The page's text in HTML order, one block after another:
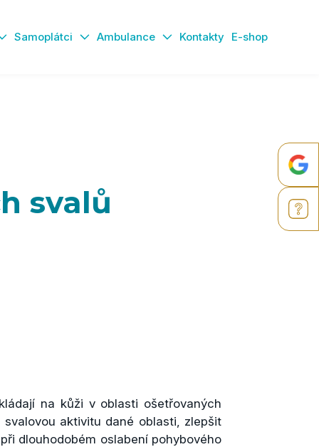
Samoplátci Ambulance Kontakty E-shop
svalů
na kůži v oblasti ošetřovaných
aktivitu dané oblasti, zlepšit
dlouhodobém oslabení pohybového